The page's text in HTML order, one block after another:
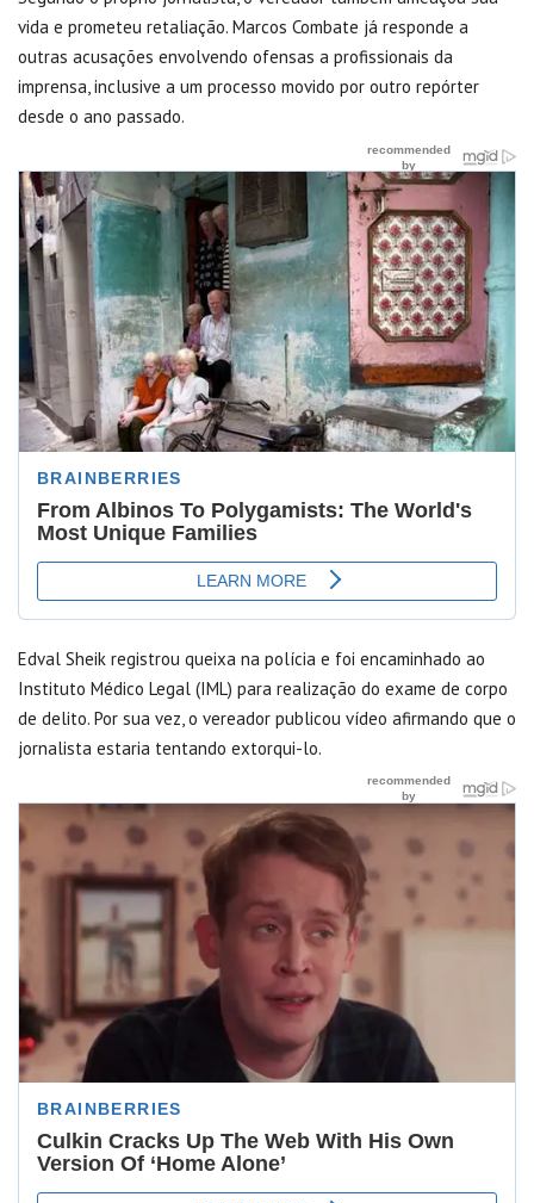
vida e prometeu retaliação. Marcos Combate já responde a
outras acusações envolvendo ofensas a profissionais da
imprensa, inclusive a um processo movido por outro repórter
desde o ano passado.
Edval Sheik registrou queixa na polícia e foi encaminhado ao
Instituto Médico Legal (IML) para realização do exame de corpo
de delito. Por sua vez, o vereador publicou vídeo afirmando que o
jornalista estaria tentando extorqui-lo.